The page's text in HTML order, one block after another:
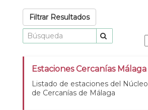
Filtrar Resultados
Estaciones Cercanías Málaga
Listado de estaciones del Núcleo
de Cercanías de Málaga